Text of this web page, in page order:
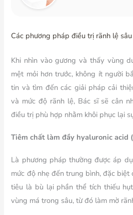
Các phương pháp điều trị rãnh lệ
Khi nhìn vào gương và thấy vùng
mệt mỏi hơn trước, không ít người
tin và tìm đến các giải pháp cải
và mức độ rãnh lệ, Bác sĩ sẽ cân
điều trị phù hợp nhằm khôi phục lại
Tiêm chất làm đầy hyaluronic acid
Là phương pháp thường được áp
mức độ nhẹ đến trung bình, đặc biệt
tiêu là bù lại phần thể tích thiếu
vùng má trong sâu, từ đó làm mờ